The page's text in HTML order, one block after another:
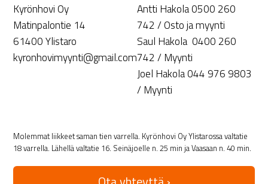
Kyrönhovi Oy
Matinpalontie 14
61400 Ylistaro
kyronhovimyynti@gmail.com
Antti Hakola 0500 260
742 / Osto ja myynti
Saul Hakola 0400 260
742 / Myynti
Joel Hakola 044 976 9803
/ Myynti
Molemmat liikkeet saman tien varrella. Kyrönhovi Oy Ylistarossa valtatie
18 varrella. Lähellä valtatie 16. Seinäjoelle n. 25 min ja Vaasaan n. 40 min.